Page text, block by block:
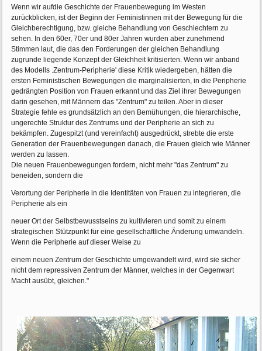
Wenn wir aufdie Geschichte der Frauenbewegung im Westen
zurückblicken, ist der Beginn der Feministinnen mit der Bewegung für die
Gleichberechtigung, bzw. gleiche Behandlung von Geschlechtern zu
sehen. In den 60er, 70er und 80er Jahren wurden aber zunehmend
Stimmen laut, die das den Forderungen der gleichen Behandlung
zugrunde liegende Konzept der Gleichheit kritisierten. Wenn wir anband
des Modells .Zentrum-Peripherie' diese Kritik wiedergeben, hätten die
ersten Feministischen Bewegungen die marginalisierten, in die Peripherie
gedrängten Position von Frauen erkannt und das Ziel ihrer Bewegungen
darin gesehen, mit Männern das "Zentrum" zu teilen. Aber in dieser
Strategie fehle es grundsätzlich an den Bemühungen, die hierarchische,
ungerechte Struktur des Zentrums und der Peripherie an sich zu
bekämpfen. Zugespitzt (und vereinfacht) ausgedrückt, strebte die erste
Generation der Frauenbewegungen danach, die Frauen gleich wie Männer
werden zu lassen.
Die neuen Frauenbewegungen fordern, nicht mehr "das Zentrum" zu
beneiden, sondern die
Verortung der Peripherie in die Identitäten von Frauen zu integrieren, die
Peripherie als ein
neuer Ort der Selbstbewusstseins zu kultivieren und somit zu einem
strategischen Stützpunkt für eine gesellschaftliche Änderung umwandeln.
Wenn die Peripherie auf dieser Weise zu
einem neuen Zentrum der Geschichte umgewandelt wird, wird sie sicher
nicht dem repressiven Zentrum der Männer, welches in der Gegenwart
Macht ausübt, gleichen."